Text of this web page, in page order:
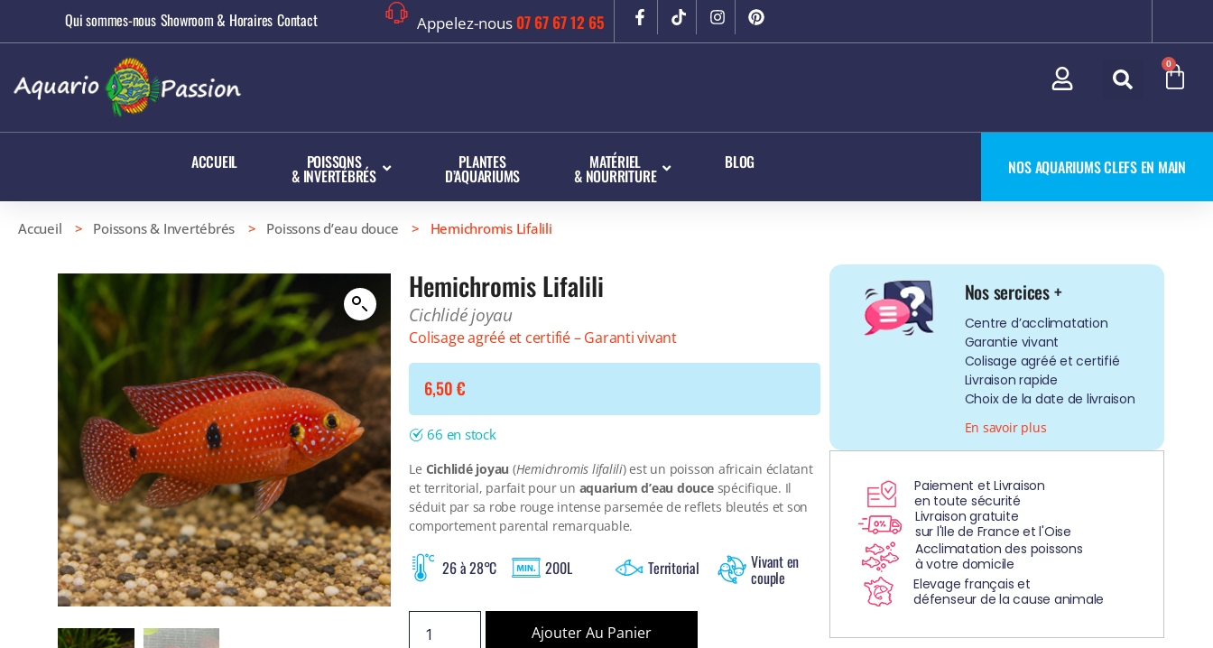
Qui sommes-nous Showroom & Horaires Contact Appelez-nous 07 67 67 12 65
0
ACCUEIL POISSONS
& INVERTÉBRÉS
PLANTES
D’AQUARIUMS
MATÉRIEL
& NOURRITURE
BLOG NOS AQUARIUMS CLEFS EN MAIN
Accueil > Poissons & Invertébrés > Poissons d’eau douce > Hemichromis Lifalili
Hemichromis Lifalili
Cichlidé joyau
Colisage agréé et certifié – Garanti vivant
6,50€
66 en stock
Le Cichlidé joyau (Hemichromis lifalili) est un poisson africain éclatant
et territorial, parfait pour un aquarium d’eau doucespécifique. Il
séduit par sa robe rouge intense parsemée de reflets bleutés et son
comportement parental remarquable.
26 à 28°C 200L Territorial Vivant en
couple
Ajouter Au Panier
Nos sercices +
Centre d’acclimatation
Garantie vivant
Colisage agréé et certifié
Livraison rapide
Choix de la date de livraison
En savoir plus
Paiement et Livraison
en toute sécurité
Livraison gratuite
sur l'Ile de France et l'Oise
Acclimatation des poissons
à votre domicile
Elevage français et
défenseur de la cause animale